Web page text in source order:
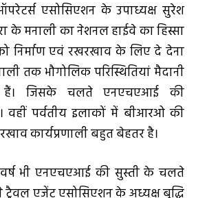
एसोसिएशन के उपाध्यक्ष सुरेश
के मनाली का नेशनल हाईवे का हिस्सा
निर्माण एवं रखरखाव के लिए दे देना
तक भौगोलिक परिस्थितियां मैदानी
जिसके चलते एनएचएआई की
वहीं पर्वतीय इलाकों में बीआरओ की
कार्यप्रणाली बहुत बेहतर है।
भी एनएचएआई की सुस्ती के चलते